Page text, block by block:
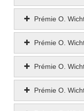
Prémie O.
Prémie O.
Prémie O.
Prémie O.